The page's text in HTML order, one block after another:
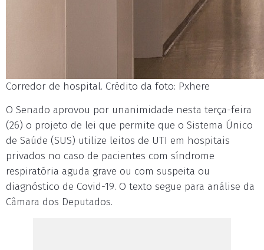
Corredor de hospital. Crédito da foto: Pxhere
O Senado aprovou por unanimidade nesta terça-feira
(26) o projeto de lei que permite que o Sistema Único
de Saúde (SUS) utilize leitos de UTI em hospitais
privados no caso de pacientes com síndrome
respiratória aguda grave ou com suspeita ou
diagnóstico de Covid-19. O texto segue para análise da
Câmara dos Deputados.